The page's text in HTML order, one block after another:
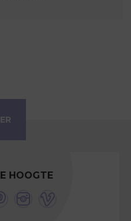
HOOGTE